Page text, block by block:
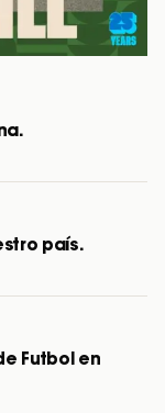
país.
Futbol en